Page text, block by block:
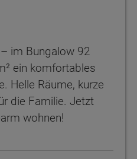
im Bungalow 92
ein komfortables
Helle Räume, kurze
die Familie. Jetzt
wohnen!